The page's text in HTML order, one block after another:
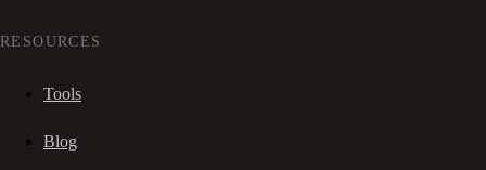
RESOURCES
Tools
Blog